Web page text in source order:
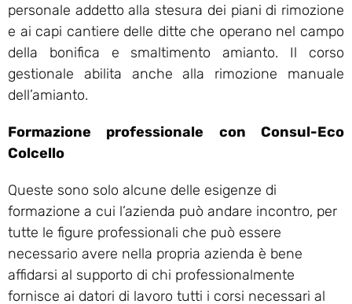
personale addetto alla stesura dei piani di rimozione
e ai capi cantiere delle ditte che operano nel campo
della bonifica e smaltimento amianto. Il corso
gestionale abilita anche alla rimozione manuale
dell’amianto.
Formazione professionale con Consul-Eco
Colcello
Queste sono solo alcune delle esigenze di
formazione a cui l’azienda può andare incontro, per
tutte le figure professionali che può essere
necessario avere nella propria azienda è bene
affidarsi al supporto di chi professionalmente
fornisce ai datori di lavoro tutti i corsi necessari al